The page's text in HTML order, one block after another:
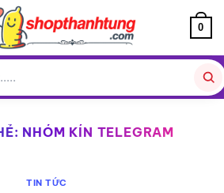
0
NHÓM KÍN TELEGRAM
TIN TỨC